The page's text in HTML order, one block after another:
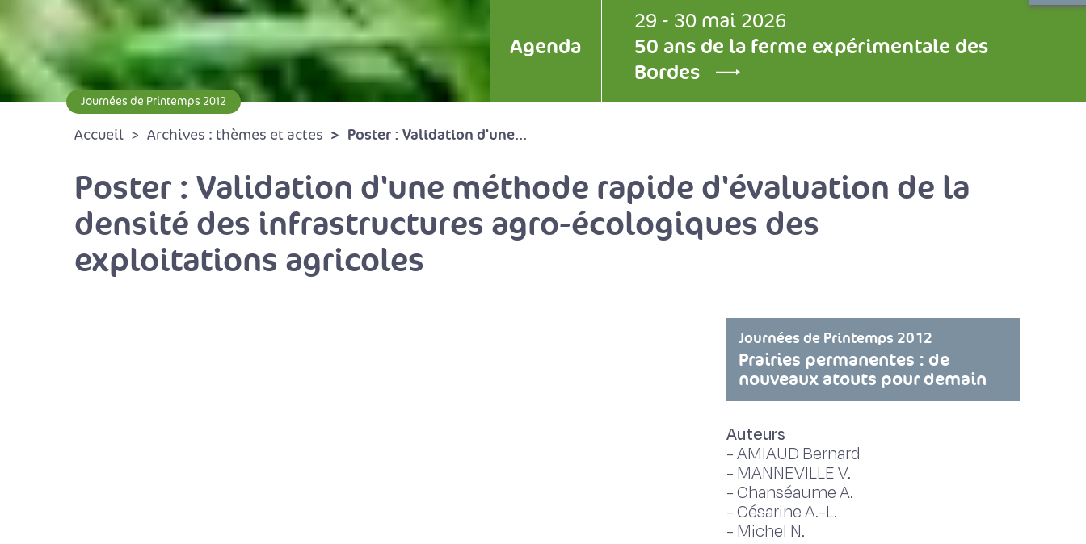
Agenda
29 - 30 mai 2026
50 ans de la ferme expérimentale des
Bordes
Journées de Printemps 2012
Accueil Archives : thèmes et actes Poster : Validation d'une...
Poster : Validation d'une méthode rapide d'évaluation de la
densité des infrastructures agro-écologiques des
exploitations agricoles
Journées de Printemps 2012
Prairies permanentes : de
nouveaux atouts pour demain
Auteurs
-AMIAUD Bernard
- MANNEVILLE V.
-Chanséaume A.
-Césarine A.-L.
- Michel N.